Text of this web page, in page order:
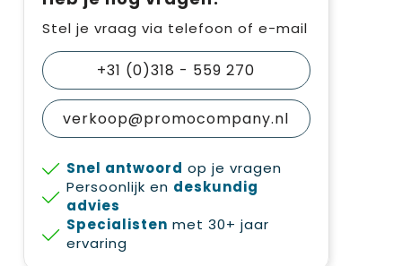
Stel je vraag via telefoon of e-mail
+31 (0)318 - 559 270
verkoop@promocompany.nl
Snel antwoord op je vragen
Persoonlijk en deskundig
advies
Specialisten met 30+ jaar
ervaring